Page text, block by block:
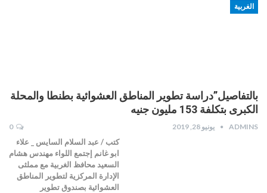
الغربية
بالتفاصيل”دراسة تطوير المناطق العشوائية بطنطا والمحلة
الكبرى بتكلفة 153 مليون جنيه
ADMINS يونيو 28, 2019 0
كتب / عبد السلام السايس _ علاء
ابو غانم إجتمع اللواء مهندس هشام
السعيد محافظ الغربية مع مملثى
الإدارة المركزية لتطوير المناطق
العشوائية بصندوق تطوير